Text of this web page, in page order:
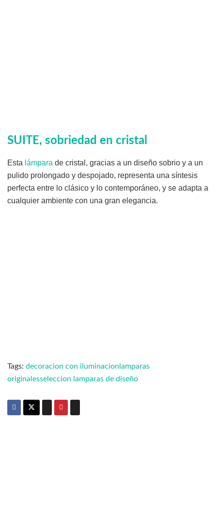
SUITE, sobriedad en cristal
Esta lámpara de cristal, gracias a un diseño sobrio y a un
pulido prolongado y despojado, representa una síntesis
perfecta entre lo clásico y lo contemporáneo, y se adapta a
cualquier ambiente con una gran elegancia.
Tags: decoracion con iluminacion lamparas
originalesseleccion lamparas de diseño